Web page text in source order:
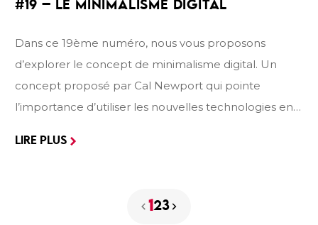
éclairage.
#19 – LE MINIMALISME DIGITAL
Dans ce 19ème numéro, nous vous proposons
d’explorer le concept de minimalisme digital. Un
concept proposé par Cal Newport qui pointe
l’importance d’utiliser les nouvelles technologies en
valeurs. Dans ce dossier thématique, nous vous
monde du travail pour vous proposer un guide de
LIRE PLUS
1 23